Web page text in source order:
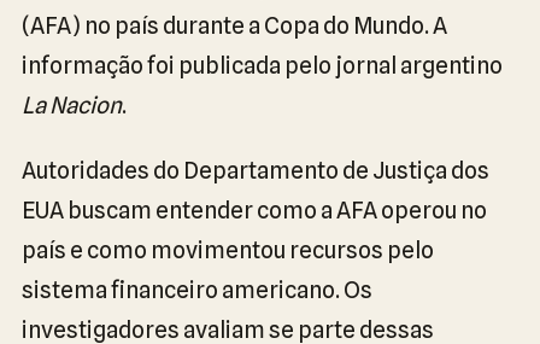
(AFA) no país durante a Copa do Mundo. A
informação foi publicada pelo jornal argentino
La Nacion.
Autoridades do Departamento de Justiça dos
EUA buscam entender como a AFA operou no
país e como movimentou recursos pelo
sistema financeiro americano. Os
investigadores avaliam se parte dessas